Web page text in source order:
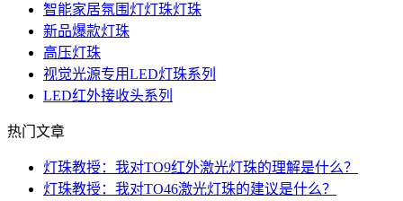
智能家居氛围灯灯珠灯珠
新品爆款灯珠
高压灯珠
视觉光源专用LED灯珠系列
LED红外接收头系列
热门文章
灯珠教授：我对TO9红外激光灯珠的理解是什么？
灯珠教授：我对TO46激光灯珠的建议是什么？